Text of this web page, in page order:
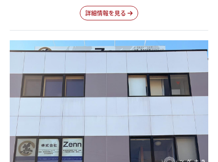
詳細情報を見る